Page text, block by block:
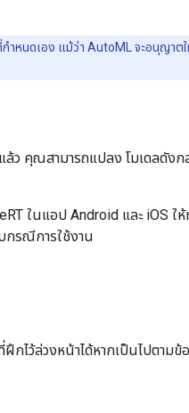
กำหนดเอง แม้ว่า AutoML จะอนุญา
ล้ว คุณสามารถแปลง โมเดลดังกล่
ในแอป Android และ iOS ใ
รณีการใช้งาน
ฝึกไว้ล่วงหน้าได้หากเป็นไปตาม